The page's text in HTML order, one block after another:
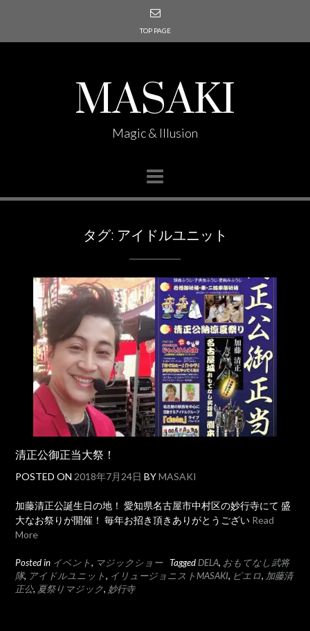
TOP PAGE
MASAKI
Magic & Illusion
タグ: アイドルユニット
清正公御正当大祭！
POSTED ON 2018年7月24日 BYMASAKI
加藤清正公誕生日の地！ 愛知県名古屋市中村区の妙行寺にて 盛
大なお祭りが開催！ 毎年お招き頂きありがとうござい Read
More
Posted in イベント, マジックショー TaggedDELA, おもてなし武将
隊, アイドルユニット, イリュージョニストMASAKI, ピエロ, 加藤清
正公, 夏祭りマジック, 妙行寺